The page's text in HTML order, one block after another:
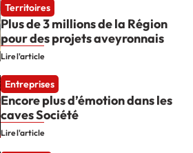
Territoires
Plus de 3 millions de la Région
pour des projets aveyronnais
Lire l'article
Entreprises
Encore plus d’émotion dans les
caves Société
Lire l'article